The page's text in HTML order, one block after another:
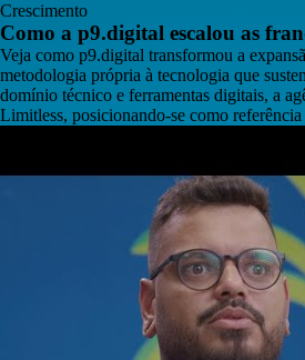
Crescimento
Como a p9.digital escalou as
Veja como p9.digital transformou a
metodologia própria à tecnologia que
domínio técnico e ferramentas digitais, a
Limitless, posicionando-se como